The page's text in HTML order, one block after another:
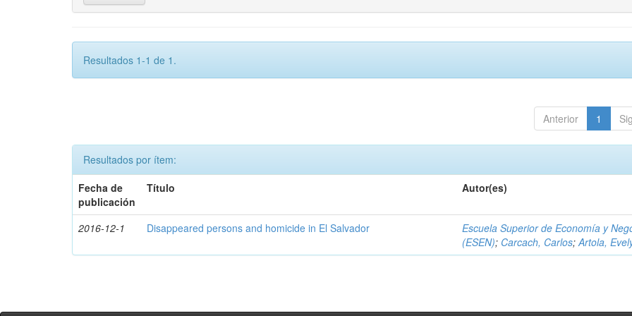
Resultados 1-1 de 1.
Anterior 1
Resultados por ítem:
Fecha de
publicación
Título Autor(es)
2016-12-1 Disappeared persons and homicide in El Salvador
Escuela Superior de Economía y
(ESEN); Carcach, Carlos;Artola,